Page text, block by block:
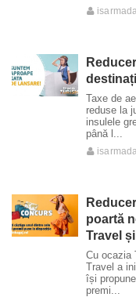
Taxe de
reduse la
insulele
până l...
poartă
Travel
Cu ocazia
Travel a
își
premi...